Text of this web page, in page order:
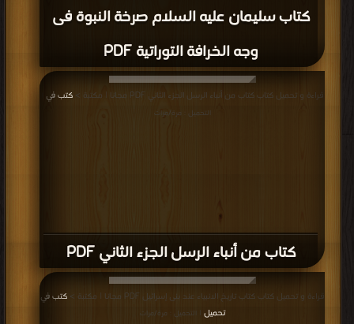
كتاب سليمان عليه السلام صرخة النبوة فى
وجه الخرافة التوراتية PDF
كتاب من أنباء الرسل الجزء الثاني PDF
قراءة و تحميل كتاب كتاب من أنباء الرسل الجزء الثاني PDF مجانا | مكتبة > كتب في
التحميل : مرة/مرات
قراءة و تحميل كتاب كتاب تاريخ الانبياء عند بنى إسرائيل PDF مجانا | مكتبة >
كتب في
تحميل
| التحميل : مرة/مرات